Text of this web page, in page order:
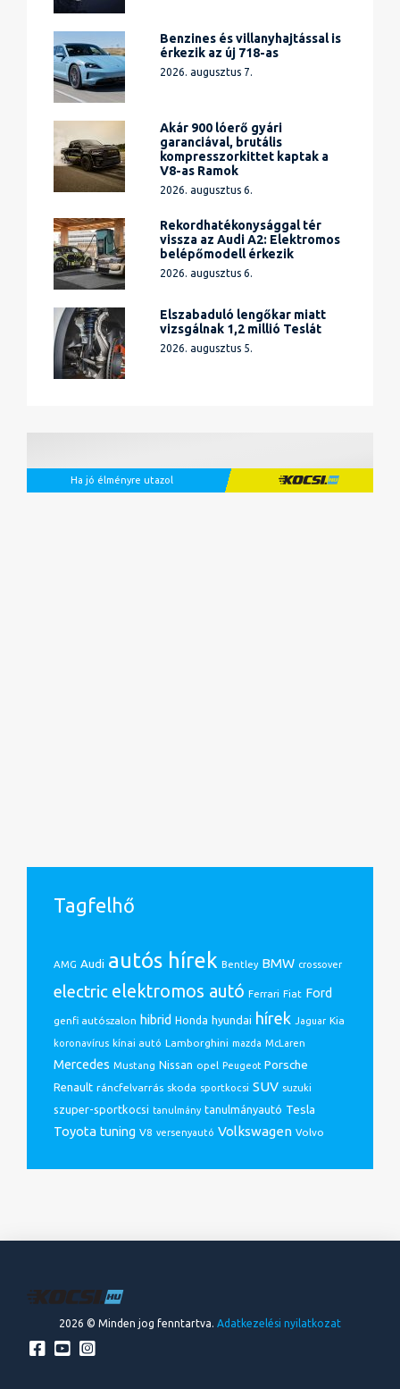
Benzines és villanyhajtással is
érkezik az új 718-as
2026. augusztus 7.
Akár 900 lóerő gyári
garanciával, brutális
kompresszorkittet kaptak a
V8-as Ramok
2026. augusztus 6.
Rekordhatékonysággal tér
vissza az Audi A2: Elektromos
belépőmodell érkezik
2026. augusztus 6.
Elszabaduló lengőkar miatt
vizsgálnak 1,2 millió Teslát
2026. augusztus 5.
Ha jó élményre utazol
Tagfelhő
AMG Audi autós hírek Bentley BMW crossover
electric elektromos autó Ferrari Fiat Ford
genfi autószalon hibrid Honda hyundai hírek Jaguar Kia
koronavírus kínai autó Lamborghini mazda McLaren
Mercedes Mustang Nissan opel Peugeot Porsche
Renault ráncfelvarrás skoda sportkocsi SUV suzuki
szuper-sportkocsi tanulmány tanulmányautó Tesla
Toyota tuning V8 versenyautó Volkswagen Volvo
2026 © Minden jog fenntartva. Adatkezelési nyilatkozat